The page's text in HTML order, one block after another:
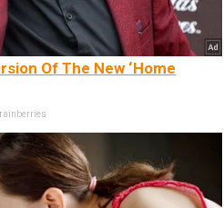
Of The New ‘Home